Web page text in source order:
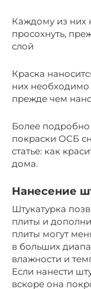
Каждому из них
просохнуть,
слой
Краска
них необходимо
прежде чем
Более подробно
покраски ОСБ
статье: как
дома.
Нанесение
Штукатурка
плиты и
плиты могут
в больших
влажности и
Если нанести
вскоре она